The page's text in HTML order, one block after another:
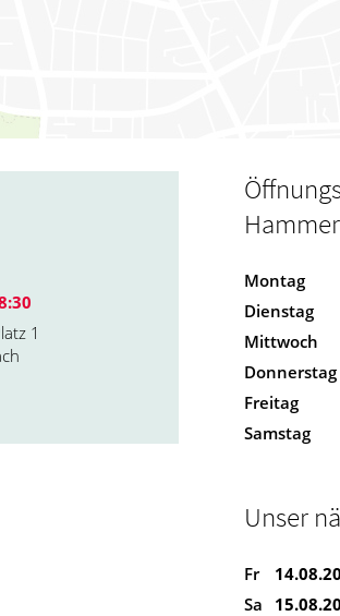
1
Montag
Dienstag
Mittwoch
Donnerstag
Freitag
Samstag
Unser
Fr
Sa